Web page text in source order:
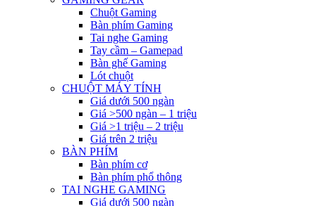
Chuột Gaming
Bàn phím Gaming
Tai nghe Gaming
Tay cầm – Gamepad
Bàn ghế Gaming
Lót chuột
CHUỘT MÁY TÍNH
Giá dưới 500 ngàn
Giá >500 ngàn – 1 triệu
Giá >1 triệu – 2 triệu
Giá trên 2 triệu
BÀN PHÍM
Bàn phím cơ
Bàn phím phổ thông
TAI NGHE GAMING
Giá dưới 500 ngàn